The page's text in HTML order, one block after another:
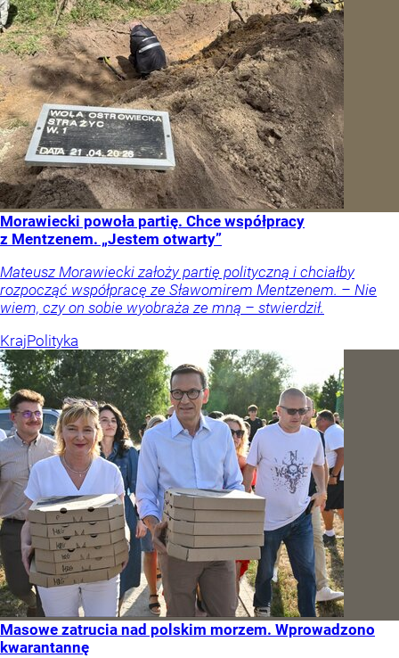
Morawiecki powoła partię. Chce współpracy
z Mentzenem. „Jestem otwarty”
Mateusz Morawiecki założy partię polityczną i chciałby
rozpocząć współpracę ze Sławomirem Mentzenem. – Nie
wiem, czy on sobie wyobraża ze mną – stwierdził.
KrajPolityka
Masowe zatrucia nad polskim morzem. Wprowadzono
kwarantannę